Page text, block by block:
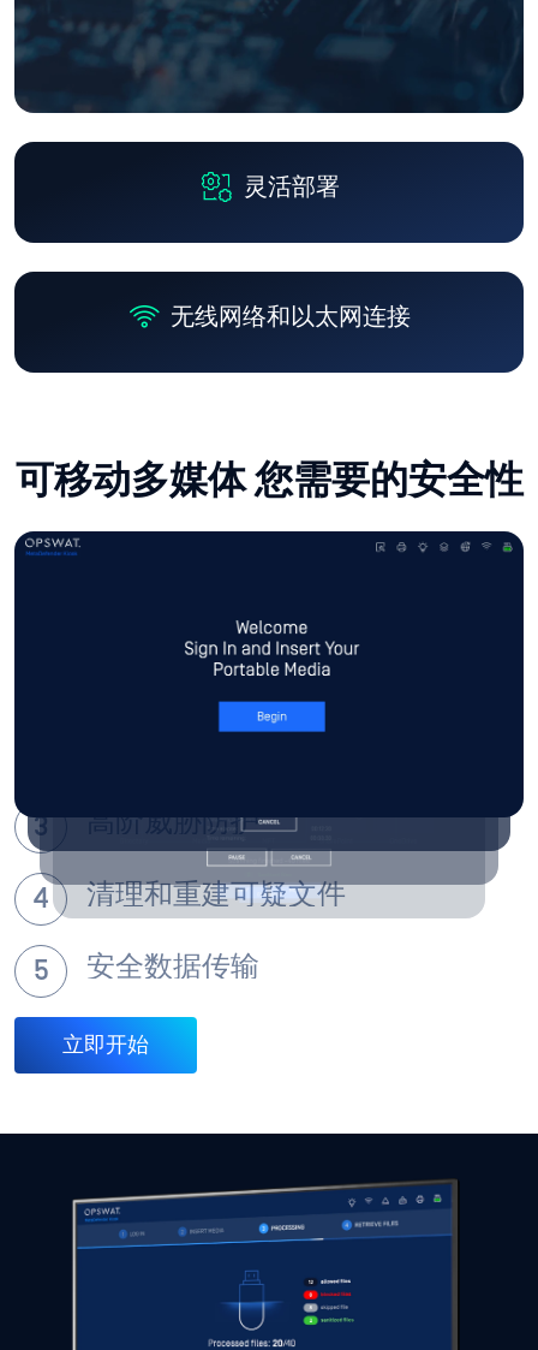
灵活部署
无线网络和以太网连接
可移动多媒体 您需要的安全性
置，包括预加固的操作系统、预安装的
MetaDefender Kiosk 软件、以太网、Wi-Fi 和任何必
高阶威胁防护
清理和重建可疑文件
安全数据传输
立即开始